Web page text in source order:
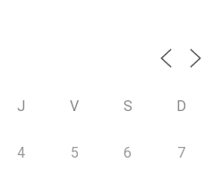
J V S D
4 5 6 7